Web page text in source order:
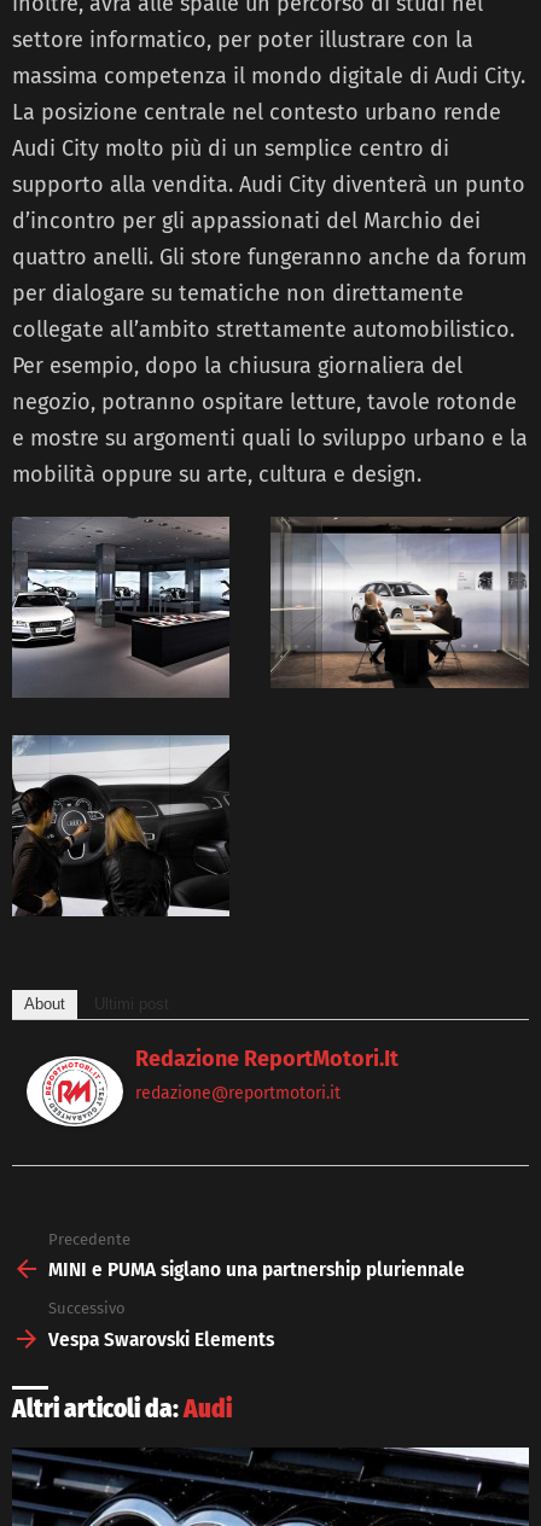
settore informatico, per poter illustrare con la
massima competenza il mondo digitale di Audi City.
La posizione centrale nel contesto urbano rende
Audi City molto più di un semplice centro di
supporto alla vendita. Audi City diventerà un punto
d’incontro per gli appassionati del Marchio dei
quattro anelli. Gli store fungeranno anche da forum
per dialogare su tematiche non direttamente
collegate all’ambito strettamente automobilistico.
Per esempio, dopo la chiusura giornaliera del
negozio, potranno ospitare letture, tavole rotonde
e mostre su argomenti quali lo sviluppo urbano e la
mobilità oppure su arte, cultura e design.
About Ultimi post
Redazione ReportMotori.it
redazione@reportmotori.it
more
Precedente
MINI e PUMA siglano una partnership pluriennale
Successivo
Vespa Swarovski Elements
Altri articoli da:Audi